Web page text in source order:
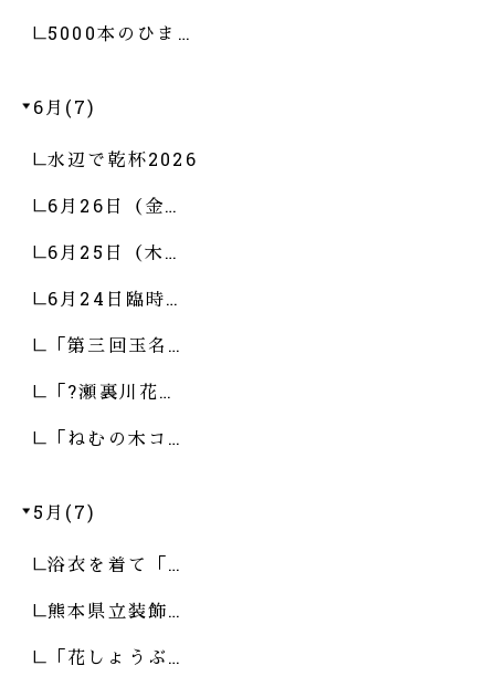
5000本のひま…
6月(7)
水辺で乾杯2026
6月26日（金…
6月25日（木…
6月24日臨時…
「第三回玉名…
「?瀬裏川花…
「ねむの木コ…
5月(7)
浴衣を着て「…
熊本県立装飾…
「花しょうぶ…